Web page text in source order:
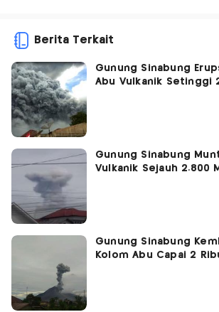
Berita Terkait
Gunung Sinabung
Abu Vulkanik Setinggi
Gunung Sinabung
Vulkanik Sejauh 2.800
Gunung Sinabung
Kolom Abu Capai 2